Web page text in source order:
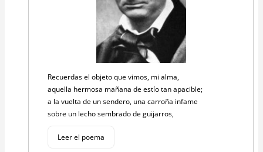
Recuerdas el objeto que vimos, mi alma,
aquella hermosa mañana de estío tan apacible;
a la vuelta de un sendero, una carroña infame
sobre un lecho sembrado de guijarros,
Leer el poema